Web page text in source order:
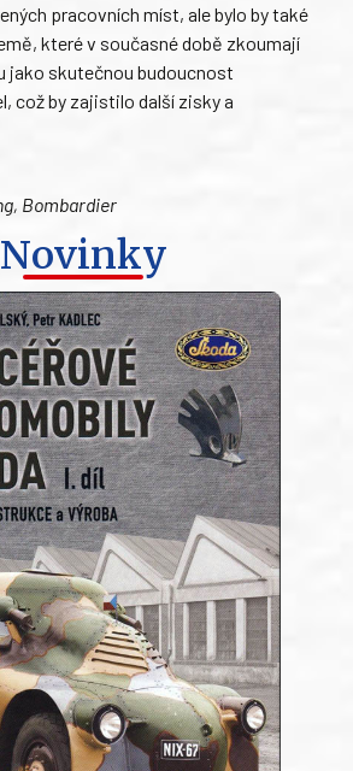
pracovních míst, ale bylo by také
které v současné době zkoumají
jako skutečnou budoucnost
což by zajistilo další zisky a
Bombardier
Novinky